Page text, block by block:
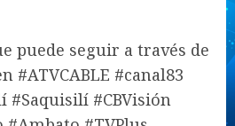
puede seguir a través de
#ATVCABLE #canal83
#Saquisilí #CBVisión